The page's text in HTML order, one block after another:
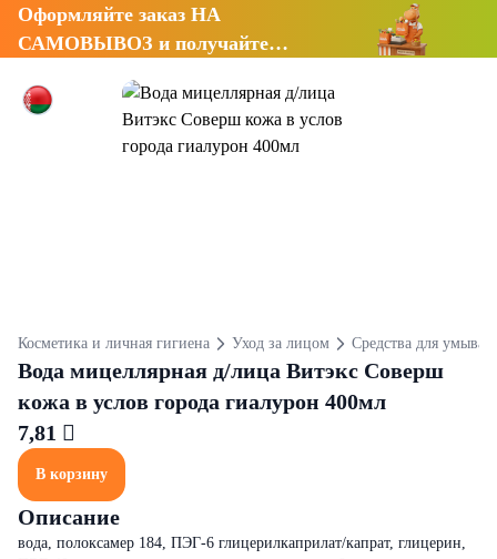
Оформляйте заказ НА
САМОВЫВОЗ и получайте
Косметика и личная гигиена Уход за лицом Средства для
Вода мицеллярная д/лица Витэкс Соверш
кожа в услов города гиалурон 400мл
7,81 
В корзину
Описание
вода, полоксамер 184, ПЭГ-6 глицерилкаприлат/капрат, глицерин,